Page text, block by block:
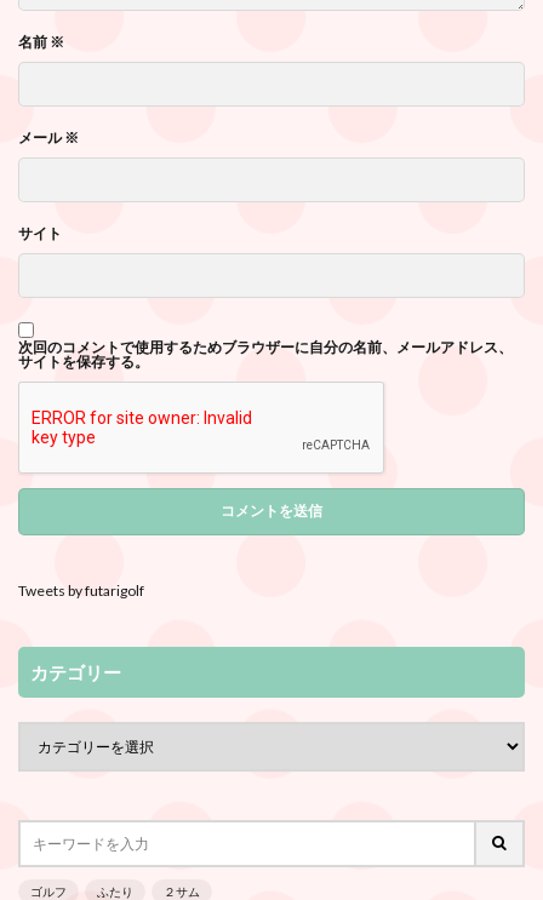
名前 ※
メール※
サイト
次回のコメントで使用するためブラウザーに自分の名前、メールアドレス、
サイトを保存する。
Tweets by futarigolf
カテゴリー
ゴルフ ふたり ２サム